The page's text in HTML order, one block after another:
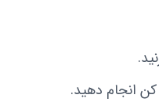
انجام دهید.